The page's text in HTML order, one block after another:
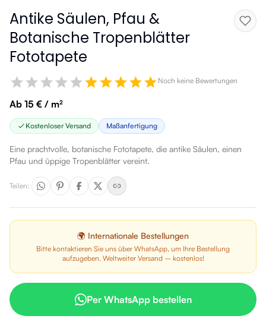
Antike Säulen, Pfau &
Botanische Tropenblätter
Fototapete
Noch keine Bewertungen
Ab 15 € / m²
Kostenloser Versand Maßanfertigung
Eine prachtvolle, botanische Fototapete, die antike Säulen, einen
Pfau und üppige Tropenblätter vereint.
Teilen:
🌍 Internationale Bestellungen
Bitte kontaktieren Sie uns über WhatsApp, um Ihre Bestellung
aufzugeben. Weltweiter Versand – kostenlos!
Per WhatsApp bestellen